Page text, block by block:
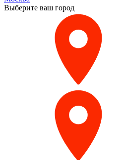
Выберите ваш город